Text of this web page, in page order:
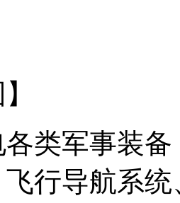
类军事装
行导航系